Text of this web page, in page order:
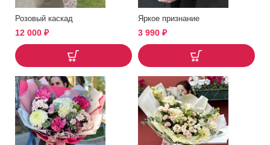
Розовый каскад
12 000 ₽
Яркое признание
3 990 ₽